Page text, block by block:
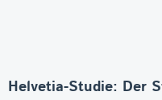
Helvetia-Studie: Der